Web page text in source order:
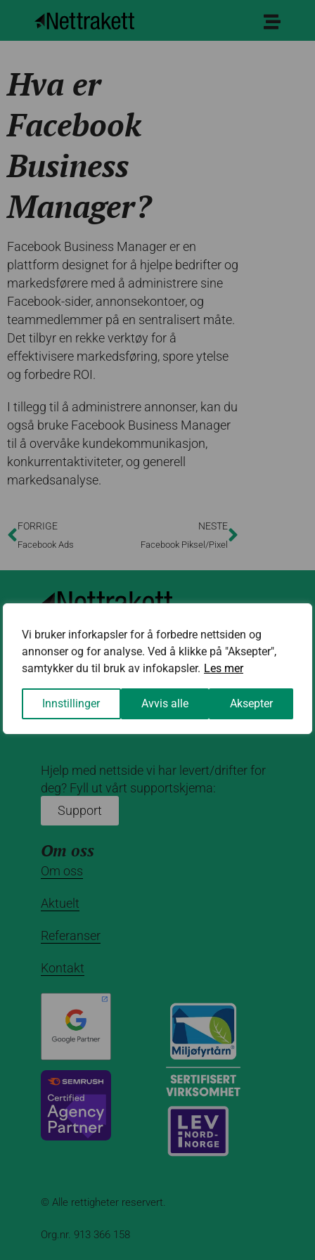
Vi bruker inforkapsler for å forbedre nettsiden og
annonser og for analyse. Ved å klikke på "Aksepter",
samtykker du til bruk av infokapsler. Les mer
Innstillinger Avvis alle Aksepter
Hva er
Facebook
Business
Manager?
Facebook Business Manager er en
plattform designet for å hjelpe bedrifter og
markedsførere med å administrere sine
Facebook-sider, annonsekontoer, og
teammedlemmer på en sentralisert måte.
Det tilbyr en rekke verktøy for å
effektivisere markedsføring, spore ytelse
og forbedre ROI.
I tillegg til å administrere annonser, kan du
også bruke Facebook Business Manager
til å overvåke kundekommunikasjon,
konkurrentaktiviteter, og generell
markedsanalyse.
FORRIGE
Facebook Ads
NESTE
Facebook Piksel/Pixel
Kontakt oss
Hjelp med nettside vi har levert/drifter for
deg? Fyll ut vårt supportskjema:
Support
Om oss
Om oss
Aktuelt
Referanser
Kontakt
© Alle rettigheter reservert.
Org.nr. 913 366 158